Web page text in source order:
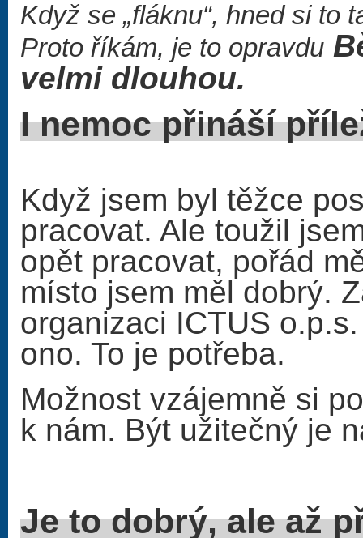
Když se „fláknu“, hned si to
Proto říkám, je to opravdu
velmi dlouhou.
I nemoc
Když jsem byl těžce
pracovat. Ale toužil
opět pracovat, pořád
místo jsem měl dobrý.
organizaci ICTUS
ono. To je potřeba.
Možnost vzájemně si
k nám. Být užitečný je
Je to dobrý, ale až